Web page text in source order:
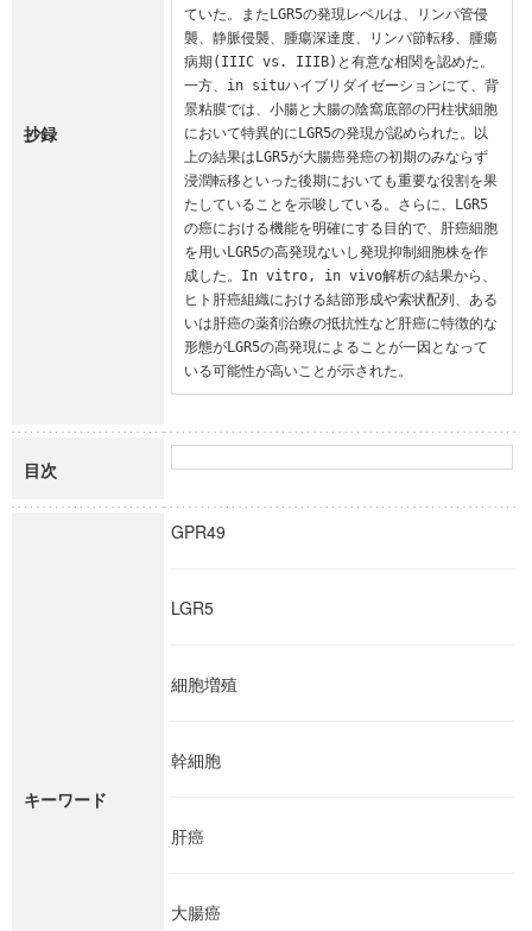
抄録
ていた。またLGR5の発現レベルは、リンパ管侵
襲、静脈侵襲、腫瘍深達度、リンパ節転移、腫瘍
病期(IIIC vs. IIIB)と有意な相関を認めた。
一方、in situハイブリダイゼーションにて、背
景粘膜では、小腸と大腸の陰窩底部の円柱状細胞
において特異的にLGR5の発現が認められた。以
上の結果はLGR5が大腸癌発癌の初期のみならず
浸潤転移といった後期においても重要な役割を果
たしていることを示唆している。さらに、LGR5
の癌における機能を明確にする目的で、肝癌細胞
を用いLGR5の高発現ないし発現抑制細胞株を作
成した。In vitro, in vivo解析の結果から、
ヒト肝癌組織における結節形成や索状配列、ある
いは肝癌の薬剤治療の抵抗性など肝癌に特徴的な
形態がLGR5の高発現によることが一因となって
いる可能性が高いことが示された。
目次
キーワード
GPR49
LGR5
細胞増殖
幹細胞
肝癌
大腸癌